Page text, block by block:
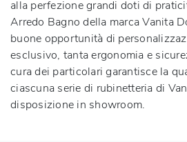
alla perfezione grandi doti di
Arredo Bagno della marca Vanita
buone opportunità di
esclusivo, tanta ergonomia e
cura dei particolari garantisce la
ciascuna serie di rubinetteria di
disposizione in showroom.